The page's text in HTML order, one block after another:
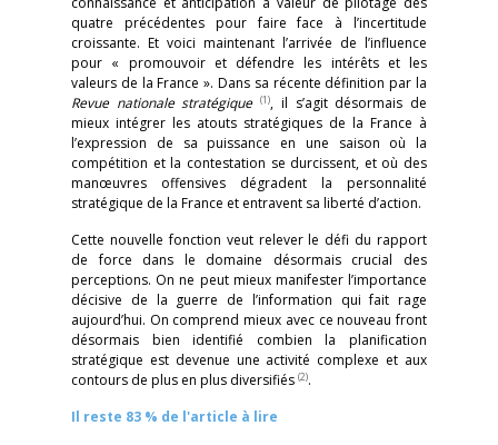
quatre précédentes pour faire face à l’incertitude
croissante. Et voici maintenant l’arrivée de l’influence
pour « promouvoir et défendre les intérêts et les
valeurs de la France ». Dans sa récente définition par la
Revue nationale stratégique (1), il s’agit désormais de
mieux intégrer les atouts stratégiques de la France à
l’expression de sa puissance en une saison où la
compétition et la contestation se durcissent, et où des
manœuvres offensives dégradent la personnalité
stratégique de la France et entravent sa liberté d’action.
Cette nouvelle fonction veut relever le défi du rapport
de force dans le domaine désormais crucial des
perceptions. On ne peut mieux manifester l’importance
décisive de la guerre de l’information qui fait rage
aujourd’hui. On comprend mieux avec ce nouveau front
désormais bien identifié combien la planification
stratégique est devenue une activité complexe et aux
contours de plus en plus diversifiés (2).
Il reste 83 % de l'article à lire